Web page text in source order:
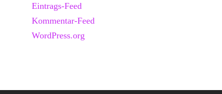
Eintrags-Feed
Kommentar-Feed
WordPress.org